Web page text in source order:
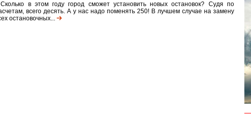
в этом году город сможет установить новых остановок? Судя по
всего десять. А у нас надо поменять 250! В лучшем случае на замену
остановочных...